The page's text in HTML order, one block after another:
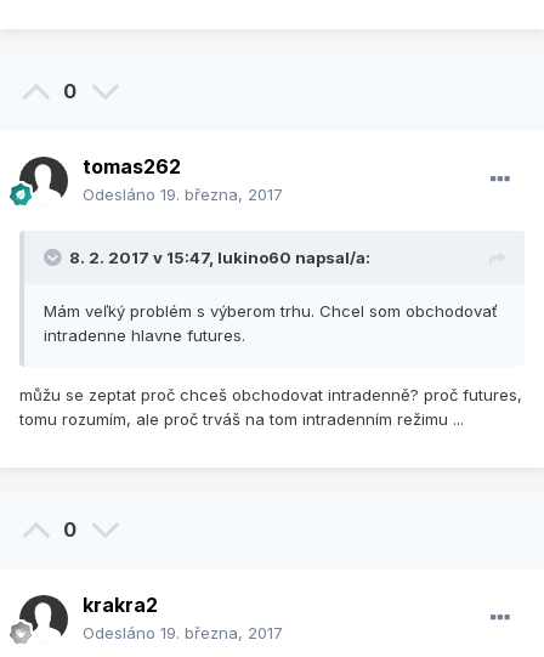
0
tomas262
Odesláno 19. března, 2017
8. 2. 2017 v 15:47, lukino60 napsal/a:
Mám veľký problém s výberom trhu. Chcel som obchodovať
intradenne hlavne futures.
můžu se zeptat proč chceš obchodovat intradenně? proč futures,
tomu rozumím, ale proč trváš na tom intradenním režimu ...
0
krakra2
Odesláno 19. března, 2017